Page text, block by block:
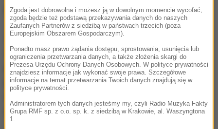
prokurator.
Z wyjaśnień składanych przez podejrzanego wynika,
że 23 grudnia odwiedził znajomego 39-latka. Razem
pili alkohol. Gdy 39-latek odmówił pożyczki, o którą
poprosił podejrzany, ten się zdenerwował, poszedł
znajomego od tyłu.
Zgoda jest dobrowolna i możesz ją w dowolnym momencie wycofać,
zgoda będzie też podstawą przekazywania danych do naszych
Zaufanych Partnerów z siedzibą w państwach trzecich (poza
Europejskim Obszarem Gospodarczym).
Ponadto masz prawo żądania dostępu, sprostowania, usunięcia lub
ograniczenia przetwarzania danych, a także złożenia skargi do
Prezesa Urzędu Ochrony Danych Osobowych. W polityce prywatności
znajdziesz informacje jak wykonać swoje prawa. Szczegółowe
informacje na temat przetwarzania Twoich danych znajdują się w
polityce prywatności.
Administratorem tych danych jesteśmy my, czyli Radio Muzyka Fakty
Grupa RMF sp. z o.o. sp. k. z siedzibą w Krakowie, al. Waszyngtona
1.